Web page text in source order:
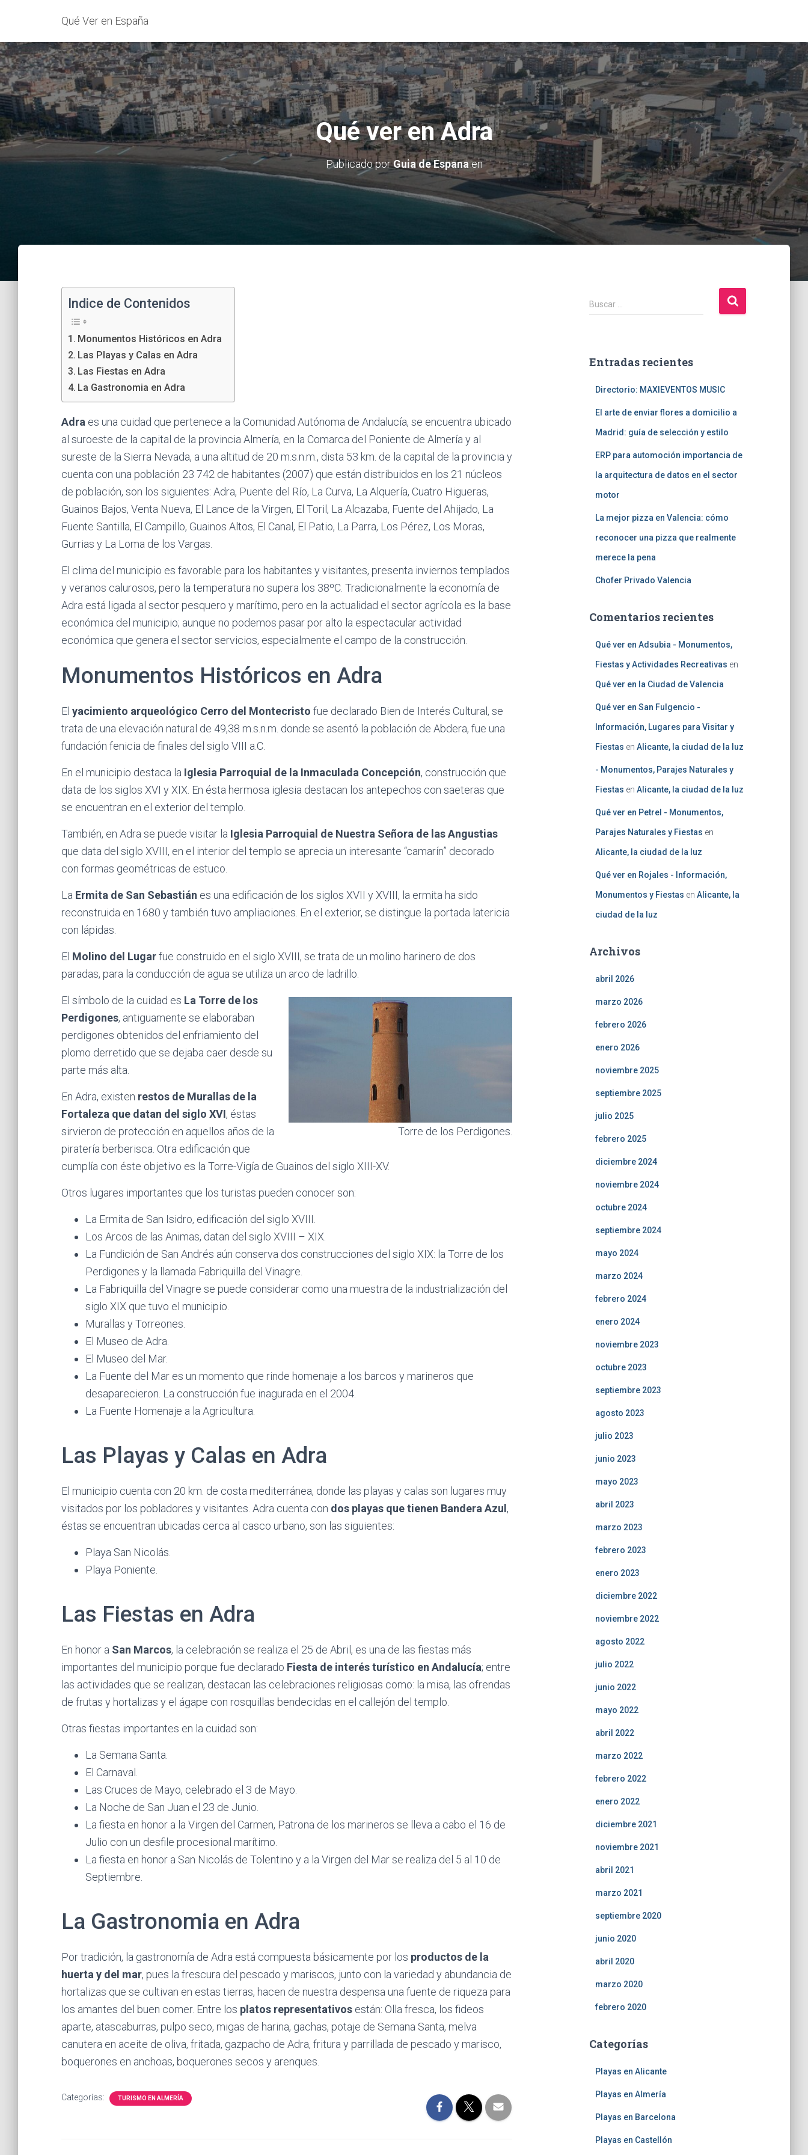
Qué Ver en España
Qué ver en Adra
Publicado porGuia de Espanaen
Indice de Contenidos
Monumentos Históricos en Adra
Las Playas y Calas en Adra
Las Fiestas en Adra
La Gastronomia en Adra
Adra es una cuidad que pertenece a la Comunidad Autónoma de Andalucía, se encuentra ubicado
al suroeste de la capital de la provincia Almería, en la Comarca del Poniente de Almería y al
sureste de la Sierra Nevada, a una altitud de 20 m.s.n.m., dista 53 km. de la capital de la provincia y
cuenta con una población 23 742 de habitantes (2007) que están distribuidos en los 21 núcleos
de población, son los siguientes: Adra, Puente del Río, La Curva, La Alquería, Cuatro Higueras,
Guainos Bajos, Venta Nueva, El Lance de la Virgen, El Toril, La Alcazaba, Fuente del Ahijado, La
Fuente Santilla, El Campillo, Guainos Altos, El Canal, El Patio, La Parra, Los Pérez, Los Moras,
Gurrias y La Loma de los Vargas.
El clima del municipio es favorable para los habitantes y visitantes, presenta inviernos templados
y veranos calurosos, pero la temperatura no supera los 38ºC. Tradicionalmente la economía de
Adra está ligada al sector pesquero y marítimo, pero en la actualidad el sector agrícola es la base
económica del municipio; aunque no podemos pasar por alto la espectacular actividad
económica que genera el sector servicios, especialmente el campo de la construcción.
Monumentos Históricos en Adra
El yacimiento arqueológico Cerro del Montecristo fue declarado Bien de Interés Cultural, se
trata de una elevación natural de 49,38 m.s.n.m. donde se asentó la población de Abdera, fue una
fundación fenicia de finales del siglo VIII a.C.
En el municipio destaca la Iglesia Parroquial de la Inmaculada Concepción, construcción que
data de los siglos XVI y XIX. En ésta hermosa iglesia destacan los antepechos con saeteras que
se encuentran en el exterior del templo.
También, en Adra se puede visitar la Iglesia Parroquial de Nuestra Señora de las Angustias
que data del siglo XVIII, en el interior del templo se aprecia un interesante “camarín” decorado
con formas geométricas de estuco.
La Ermita de San Sebastián es una edificación de los siglos XVII y XVIII, la ermita ha sido
reconstruida en 1680 y también tuvo ampliaciones. En el exterior, se distingue la portada latericia
con lápidas.
El Molino del Lugarfue construido en el siglo XVIII, se trata de un molino harinero de dos
paradas, para la conducción de agua se utiliza un arco de ladrillo.
Torre de los Perdigones.
El símbolo de la cuidad es La Torre de los
Perdigones, antiguamente se elaboraban
perdigones obtenidos del enfriamiento del
plomo derretido que se dejaba caer desde su
parte más alta.
En Adra, existen restos de Murallas de la
Fortaleza que datan del siglo XVI, éstas
sirvieron de protección en aquellos años de la
piratería berberisca. Otra edificación que
cumplía con éste objetivo es la Torre-Vigía de Guainos del siglo XIII-XV.
Otros lugares importantes que los turistas pueden conocer son:
La Ermita de San Isidro, edificación del siglo XVIII.
Los Arcos de las Animas, datan del siglo XVIII – XIX.
La Fundición de San Andrés aún conserva dos construcciones del siglo XIX: la Torre de los
Perdigones y la llamada Fabriquilla del Vinagre.
La Fabriquilla del Vinagre se puede considerar como una muestra de la industrialización del
siglo XIX que tuvo el municipio.
Murallas y Torreones.
El Museo de Adra.
El Museo del Mar.
La Fuente del Mar es un momento que rinde homenaje a los barcos y marineros que
desaparecieron. La construcción fue inagurada en el 2004.
La Fuente Homenaje a la Agricultura.
Las Playas y Calas en Adra
El municipio cuenta con 20 km. de costa mediterránea, donde las playas y calas son lugares muy
visitados por los pobladores y visitantes. Adra cuenta con dos playas que tienen Bandera Azul ,
éstas se encuentran ubicadas cerca al casco urbano, son las siguientes:
Playa San Nicolás.
Playa Poniente.
Las Fiestas en Adra
En honor a San Marcos, la celebración se realiza el 25 de Abril, es una de las fiestas más
importantes del municipio porque fue declarado Fiesta de interés turístico en Andalucía; entre
las actividades que se realizan, destacan las celebraciones religiosas como: la misa, las ofrendas
de frutas y hortalizas y el ágape con rosquillas bendecidas en el callejón del templo.
Otras fiestas importantes en la cuidad son:
La Semana Santa.
El Carnaval.
Las Cruces de Mayo, celebrado el 3 de Mayo.
La Noche de San Juan el 23 de Junio.
La fiesta en honor a la Virgen del Carmen, Patrona de los marineros se lleva a cabo el 16 de
Julio con un desfile procesional marítimo.
La fiesta en honor a San Nicolás de Tolentino y a la Virgen del Mar se realiza del 5 al 10 de
Septiembre.
La Gastronomia en Adra
Por tradición, la gastronomía de Adra está compuesta básicamente por los productos de la
huerta y del mar, pues la frescura del pescado y mariscos, junto con la variedad y abundancia de
hortalizas que se cultivan en estas tierras, hacen de nuestra despensa una fuente de riqueza para
los amantes del buen comer. Entre los platos representativos están: Olla fresca, los fideos
aparte, atascaburras, pulpo seco, migas de harina, gachas, potaje de Semana Santa, melva
canutera en aceite de oliva, fritada, gazpacho de Adra, fritura y parrillada de pescado y marisco,
boquerones en anchoas, boquerones secos y arenques.
Categorías: TURISMO EN ALMERÍA
B
u
r
Buscar …
Entradas recientes
Directorio: MAXIEVENTOS MUSIC
El arte de enviar flores a domicilio a
Madrid: guía de selección y estilo
ERP para automoción importancia de
la arquitectura de datos en el sector
motor
La mejor pizza en Valencia: cómo
reconocer una pizza que realmente
merece la pena
Chofer Privado Valencia
Comentarios recientes
Qué ver en Adsubia - Monumentos,
Fiestas y Actividades Recreativas en
Qué ver en la Ciudad de Valencia
Qué ver en San Fulgencio -
Información, Lugares para Visitar y
Fiestas en Alicante, la ciudad de la luz
- Monumentos, Parajes Naturales y
Fiestas en Alicante, la ciudad de la luz
Qué ver en Petrel - Monumentos,
Parajes Naturales y Fiestas en
Alicante, la ciudad de la luz
Qué ver en Rojales - Información,
Monumentos y Fiestas en Alicante, la
ciudad de la luz
Archivos
abril 2026
marzo 2026
febrero 2026
enero 2026
noviembre 2025
septiembre 2025
julio 2025
febrero 2025
diciembre 2024
noviembre 2024
octubre 2024
septiembre 2024
mayo 2024
marzo 2024
febrero 2024
enero 2024
noviembre 2023
octubre 2023
septiembre 2023
agosto 2023
julio 2023
junio 2023
mayo 2023
abril 2023
marzo 2023
febrero 2023
enero 2023
diciembre 2022
noviembre 2022
agosto 2022
julio 2022
junio 2022
mayo 2022
abril 2022
marzo 2022
febrero 2022
enero 2022
diciembre 2021
noviembre 2021
abril 2021
marzo 2021
septiembre 2020
junio 2020
abril 2020
marzo 2020
febrero 2020
Categorías
Playas en Alicante
Playas en Almería
Playas en Barcelona
Playas en Castellón